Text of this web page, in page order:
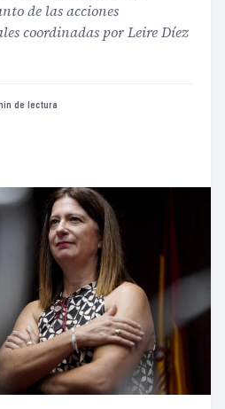
de las acciones
coordinadas por Leire Díez
de lectura ·